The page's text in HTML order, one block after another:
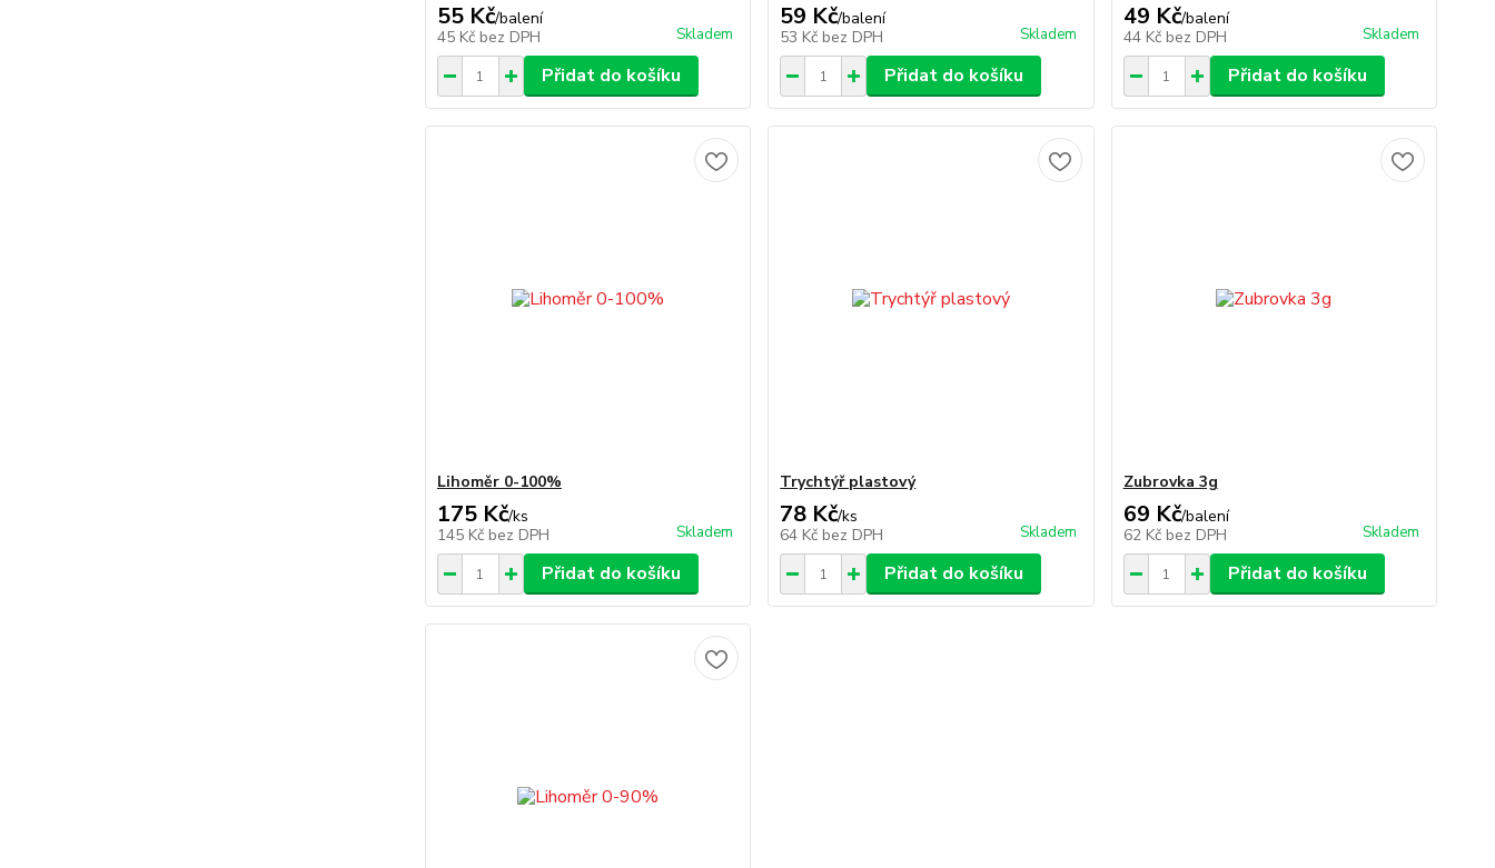
55 Kč/balení
45 Kč bez DPH Skladem
Přidat do košíku
59 Kč/balení
53 Kč bez DPH Skladem
Přidat do košíku
49 Kč/balení
44 Kč bez DPH Skladem
Přidat do košíku
Lihoměr 0-100%
175 Kč/ks
145 Kč bez DPH Skladem
Přidat do košíku
Trychtýř plastový
78 Kč/ks
64 Kč bez DPH Skladem
Přidat do košíku
Zubrovka 3g
69 Kč/balení
62 Kč bez DPH Skladem
Přidat do košíku